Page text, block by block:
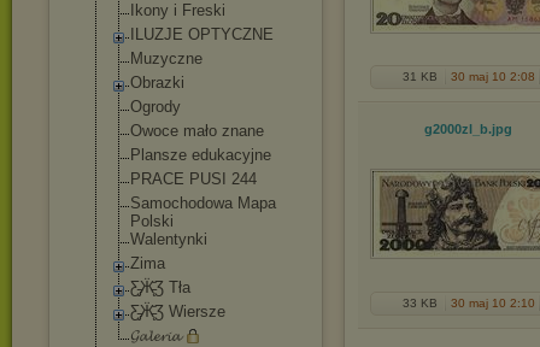
Ikony i Freski
ILUZJE OPTYCZNE
Muzyczne
Obrazki
Ogrody
Owoce mało znane
Plansze edukacyjne
PRACE PUSI 244
Samochodowa Mapa
Polski
Walentynki
Zima
Ƹ̵̡Ӝ̵̨̄Ʒ Tła
Ƹ̵̡Ӝ̵̨̄Ʒ Wiersze
𝓖𝓪𝓵𝓮𝓻𝓲𝓪
31 KB 30 maj 10 2:08
g2000zl_b.jpg
33 KB 30 maj 10 2:10